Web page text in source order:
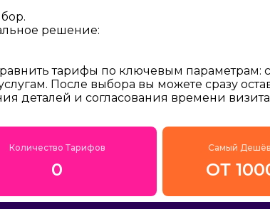
решение:
тарифы по ключевым
После выбора вы можете сразу
деталей и согласования времени визита
Количество Тарифов
0
Самый
ОТ